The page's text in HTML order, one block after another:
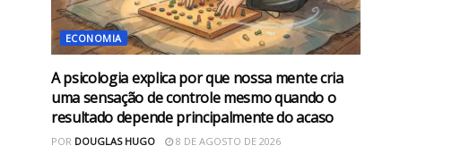
ECONOMIA
A psicologia explica por que nossa mente cria
uma sensação de controle mesmo quando o
resultado depende principalmente do acaso
POR DOUGLAS HUGO 8 DE AGOSTO DE 2026